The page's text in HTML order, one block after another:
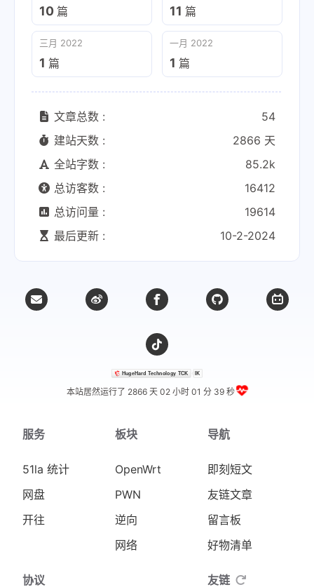
10 篇 11 篇
三月 2022
1 篇
一月 2022
1 篇
文章总数 :
54
建站天数 :
2866 天
全站字数 :
85.2k
总访客数 :
16412
总访问量 :
19614
最后更新 :
10-2-2024
本站居然运行了 2866 天02 小时 01 分 40 秒
服务
51la 统计
网盘
开往
板块
OpenWrt
PWN
逆向
网络
导航
即刻短文
友链文章
留言板
好物清单
协议 友链